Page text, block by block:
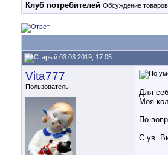
Клуб потребителей Обсуждение
03.03.2019, 17:05
Vita777
Пользователь
Для
Моя
По
С ув.